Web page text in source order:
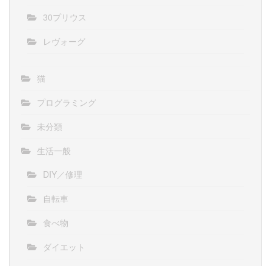
30プリウス
レヴォーグ
猫
プログラミング
未分類
生活一般
DIY／修理
自転車
食べ物
ダイエット